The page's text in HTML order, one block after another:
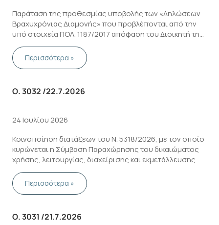
Παράταση της προθεσμίας υποβολής των «Δηλώσεων
Βραχυχρόνιας Διαμονής» που προβλέπονται από την
υπό στοιχεία ΠΟΛ. 1187/2017 απόφαση του Διοικητή της
ΑΑΔΕ «Βραχυχρόνια μίσθωση ακινήτων στο πλαίσιο της
οικονομίας του διαμοιρασμού» (Β’ 4232)
Περισσότερα »
Ο. 3032 /22.7.2026
24 Ιουλίου 2026
Κοινοποίηση διατάξεων του Ν. 5318/2026, με τον οποίο
κυρώνεται η Σύμβαση Παραχώρησης του δικαιώματος
χρήσης, λειτουργίας, διαχείρισης και εκμετάλλευσης
του Εθνικού Χιονοδρομικού Κέντρου Βασιλίτσας (Α΄
109/13-07-2026)
Περισσότερα »
Ο. 3031 /21.7.2026